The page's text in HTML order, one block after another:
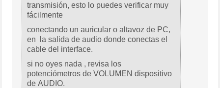
transmisión, esto lo puedes verificar muy
fácilmente
conectando un auricular o altavoz de PC,
en la salida de audio donde conectas el
cable del interface.
si no oyes nada , revisa los
potenciómetros de VOLUMEN dispositivo
de AUDIO.